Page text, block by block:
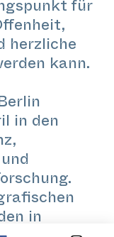
für
herzliche
kann.
in den
in